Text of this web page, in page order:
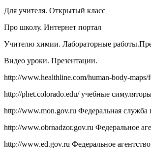
Для учителя. Открытый класс
Про школу. Интернет портал
Учителю химии. Лабораторные
Видео уроки. Презентации.
http://www.healthline.com/human-body-
http://phet.colorado.edu/ учебные
http://www.mon.gov.ru Федеральная служба
http://www.obrnadzor.gov.ru Федеральное
http://www.ed.gov.ru Федеральное